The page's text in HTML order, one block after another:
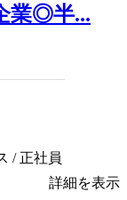
業◎半...
/ 正社員
詳細を表示